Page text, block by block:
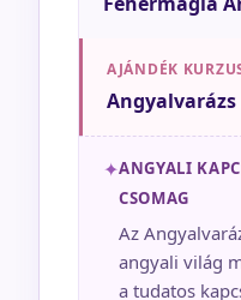
AJÁNDÉK
✦ANGYALI
CSOMAG
Az
angyali világ
a tudatos